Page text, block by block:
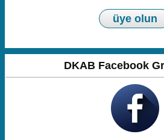
üye olun
DKAB Facebook